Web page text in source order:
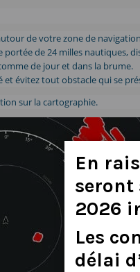
de votre zone de
portée de 24 milles nautiques,
de jour et dans la brume.
et évitez tout obstacle qui se
sur la cartographie.
En
seront
2026
Les
délai d